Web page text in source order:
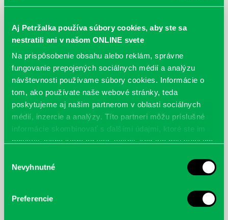
Aj Petržalka používa súbory cookies, aby ste sa
nestratili ani v našom ONLINE svete
Na prispôsobenie obsahu alebo reklám, správne
fungovanie prepojených sociálnych médií a analýzu
návštevnosti používame súbory cookies. Informácie o
tom, ako používate naše webové stránky, teda
poskytujeme aj našim partnerom v oblasti sociálnych
médií, inzercie a analýzy. Títo partneri môžu príslušné
informácie skombinovať s ďalšími údajmi, ktoré ste im
poskytli, alebo ktoré od vás získali, keď ste používali ich
súhlasu
Nevyhnutné
Preferencie
McGrath, Andy: Tadej Pogačar:
Prvá biografia najväčšieho